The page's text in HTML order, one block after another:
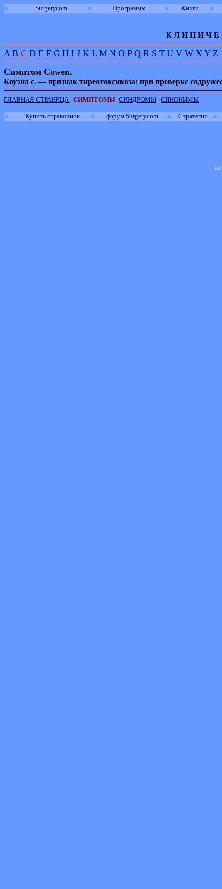
● Surgerycom ● Программы ● Книги ●
К Л И Н И Ч Е
A B C D E F G H I J K L M N O P Q R S T U V W X Y Z
Симптом Cowen.
Коуэна с. — признак тиреотоксикоза: при проверке
ГЛАВНАЯ СТРАНИЦА СИМПТОМЫ СИНДРОМЫ СИНОНИМЫ
● Купить справочник ● форум Surgerycom ● Стратегии ●